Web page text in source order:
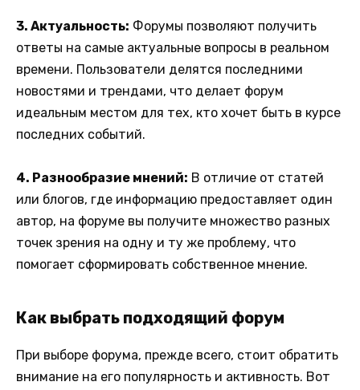
3. Актуальность: Форумы позволяют получить
ответы на самые актуальные вопросы в реальном
времени. Пользователи делятся последними
новостями и трендами, что делает форум
идеальным местом для тех, кто хочет быть в курсе
последних событий.
4. Разнообразие мнений: В отличие от статей
или блогов, где информацию предоставляет один
автор, на форуме вы получите множество разных
точек зрения на одну и ту же проблему, что
помогает сформировать собственное мнение.
Как выбрать подходящий форум
При выборе форума, прежде всего, стоит обратить
внимание на его популярность и активность. Вот